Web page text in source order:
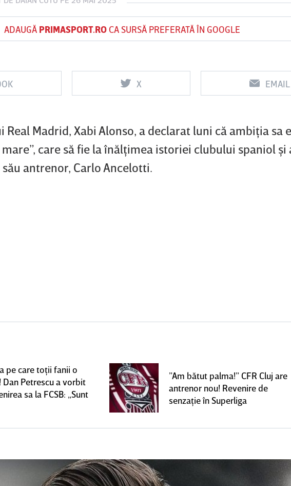
ADAUGĂ PRIMASPORT.ROCA SURSĂ PREFERATĂ ÎN GOOGLE
X EMAIL
Real Madrid, Xabi Alonso, a declarat luni că ambiţia sa
care să fie la înălţimea istoriei clubului spaniol şi
antrenor, Carlo Ancelotti.
pe care toţii fanii o
Dan Petrescu a vorbit
sa la FCSB: „Sunt
”Am bătut palma!” CFR Cluj are
antrenor nou! Revenire de
senzaţie în Superliga
Sepsi OSK Sf
Vs
FCSB UTA Arad
0
Vs
Rapid
0